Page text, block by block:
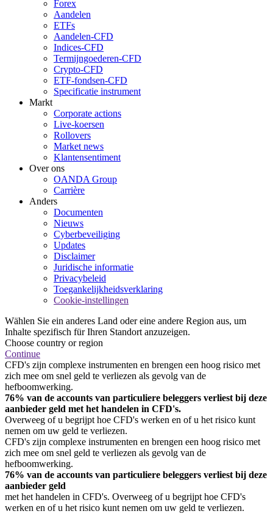
Forex
Aandelen
ETFs
Aandelen-CFD
Indices-CFD
Termijngoederen-CFD
Crypto-CFD
ETF-fondsen-CFD
Specificatie instrument
Markt
Corporate actions
Live-koersen
Rollovers
Market news
Klantensentiment
Over ons
OANDA Group
Carrière
Anders
Documenten
Nieuws
Cyberbeveiliging
Updates
Disclaimer
Juridische informatie
Privacybeleid
Toegankelijkheidsverklaring
Cookie-instellingen
Wählen Sie ein anderes Land oder eine andere Region aus, um
Inhalte spezifisch für Ihren Standort anzuzeigen.
Choose country or region
Continue
CFD's zijn complexe instrumenten en brengen een hoog risico met
zich mee om snel geld te verliezen als gevolg van de
hefboomwerking.
76% van de accounts van particuliere beleggers verliest bij deze
aanbieder geld met het handelen in CFD's.
Overweeg of u begrijpt hoe CFD's werken en of u het risico kunt
nemen om uw geld te verliezen.
CFD's zijn complexe instrumenten en brengen een hoog risico met
zich mee om snel geld te verliezen als gevolg van de
hefboomwerking.
76% van de accounts van particuliere beleggers verliest bij deze
aanbieder geld
met het handelen in CFD's. Overweeg of u begrijpt hoe CFD's
werken en of u het risico kunt nemen om uw geld te verliezen.